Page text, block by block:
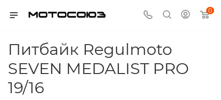
0
Питбайк Regulmoto
SEVEN MEDALIST PRO
19/16